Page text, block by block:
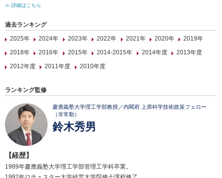
≫ 詳細はこちら
過去ランキング
2025年
2024年 2023年 2022年 2021年 2020年
2019年
2018年
2016年 2015年 2014-2015年 2014年度
2013年度
2012年度
2011年度 2010年度
ランキング監修
慶應義塾大学理工学部教授／内閣府 上席科学技術政策フェロー
（非常勤）
鈴木秀男
【経歴】
1989年慶應義塾大学理工学部管理工学科卒業。